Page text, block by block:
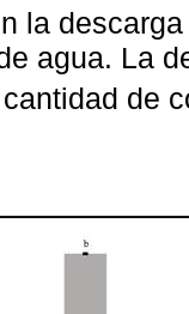
la
agua. La
de